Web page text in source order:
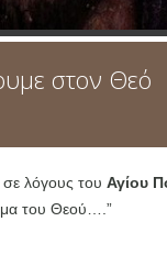
στον Θεό
λόγους του Αγίου
του Θεού….”